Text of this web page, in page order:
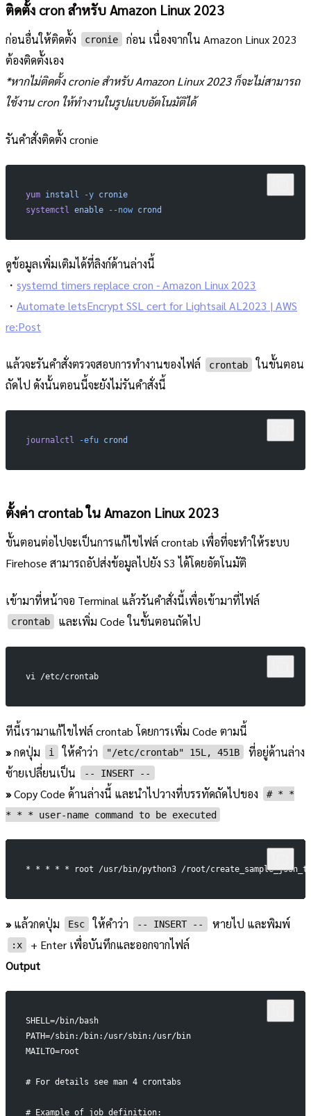
ติดตั้ง cron สำหรับ Amazon Linux 2023
ก่อนอื่นให้ติดตั้ง cronie
ก่อน เนื่องจากใน Amazon Linux 2023
ต้องติดตั้งเอง
*หากไม่ติดตั้ง cronie สำหรับ Amazon Linux 2023 ก็จะไม่สามารถ
ใช้งาน cron ให้ทำงานในรูปแบบอัตโนมัติได้
รันคำสั่งติดตั้ง cronie
yum install -y cronie
systemctl
enable --now crond
ดูข้อมูลเพิ่มเติมได้ที่ลิงก์ด้านล่างนี้
・ systemd timers replace cron - Amazon Linux 2023
・ Automate letsEncrypt SSL cert for Lightsail AL2023 | AWS
re:Post
แล้วจะรันคำสั่งตรวจสอบการทำงานของไฟล์ crontab
ในขั้นตอน
ถัดไป ดังนั้นตอนนี้จะยังไม่รันคำสั่งนี้
journalctl -efu crond
ตั้งค่า crontab ใน Amazon Linux 2023
ขั้นตอนต่อไปจะเป็นการแก้ไขไฟล์ crontab เพื่อที่จะทำให้ระบบ
Firehose สามารถอัปส่งข้อมูลไปยัง S3 ได้โดยอัตโนมัติ
เข้ามาที่หน้าจอ Terminal แล้วรันคำสั่งนี้เพื่อเข้ามาที่ไฟล์
crontab และเพิ่ม Code ในขั้นตอนถัดไป
vi /etc/crontab
ทีนี้เรามาแก้ไขไฟล์ crontab โดยการเพิ่ม Code ตามนี้
»กดปุ่ม i ให้คำว่า "/etc/crontab" 15L, 451B
ที่อยู่ด้านล่าง
ซ้ายเปลี่ยนเป็น
-- INSERT --
»Copy Code ด้านล่างนี้ และนำไปวางที่บรรทัดถัดไปของ
# * *
* * * user-name command to be executed
* * * * * root /usr/bin/python3 /root/
»แล้วกดปุ่ม Esc ให้คำว่า -- INSERT -- หายไป และพิมพ์
:x
+ Enter เพื่อบันทึกและออกจากไฟล์
Output
SHELL=/bin/bash
PATH=/sbin:/bin:/usr/sbin:/usr/bin
MAILTO=root
# For details see man 4 crontabs
# Example of job definition: